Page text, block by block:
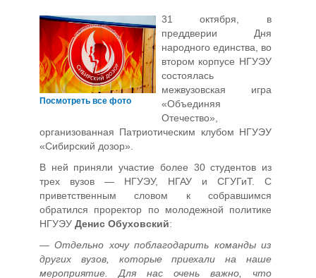
Посмотреть все фото
31 октября, в
преддверии Дня
народного единства, во
втором корпусе НГУЭУ
состоялась
межвузовская игра
«Объединяя
Отечество»,
организованная Патриотическим клубом НГУЭУ
«Сибирский дозор».
В ней приняли участие более 30 студентов из
трех вузов — НГУЭУ, НГАУ и СГУГиТ. С
приветственным словом к собравшимся
обратился проректор по молодежной политике
НГУЭУ Денис Обуховский:
— Отдельно хочу поблагодарить команды из
других вузов, которые приехали на наше
мероприятие. Для нас очень важно, что